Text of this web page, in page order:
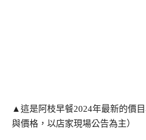
▲這是阿枝早餐2024年最新的價
與價格，以店家現場公告為主）